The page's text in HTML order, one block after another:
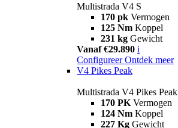
Multistrada V4 S
170 pk Vermogen
125 Nm Koppel
231 kg Gewicht
Vanaf €29.890 i
Configureer Ontdek meer
V4 Pikes Peak
Multistrada V4 Pikes Peak
170 PK Vermogen
124 Nm Koppel
227 Kg Gewicht